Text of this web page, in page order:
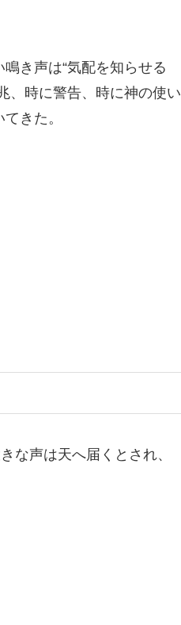
き声は“気配を知らせる
、時に警告、時に神の使い
きた。
な声は天へ届くとされ、